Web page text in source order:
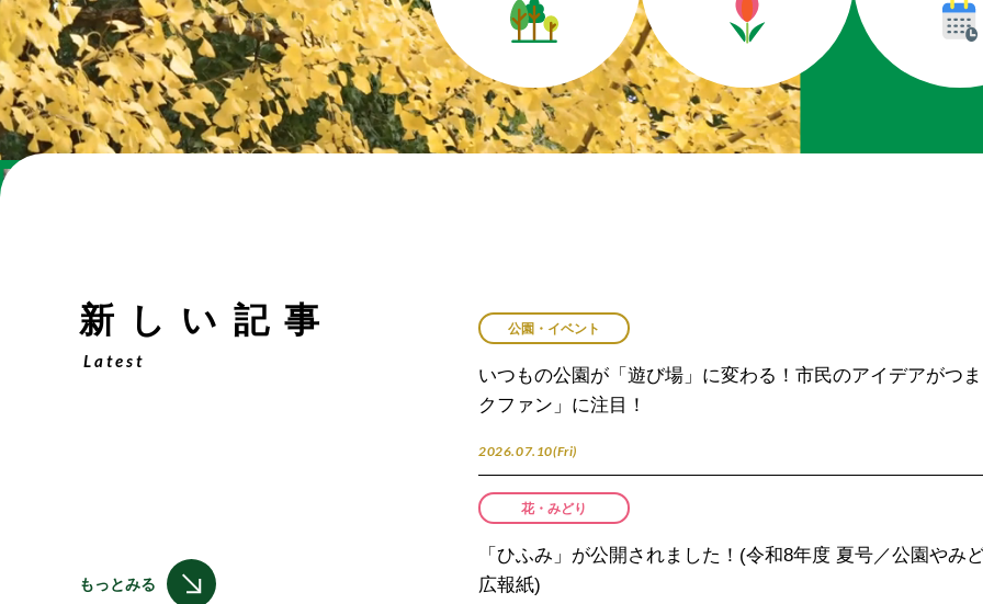
新しい記事
Latest
もっとみる
公園・イベント
いつもの公園が「遊び場」に変わる！市民のアイデアがつ
クファン」に注目！
2026.07.10(Fri)
花・みどり
「ひふみ」が公開されました！(令和8年度 夏号／公園やみ
広報紙)